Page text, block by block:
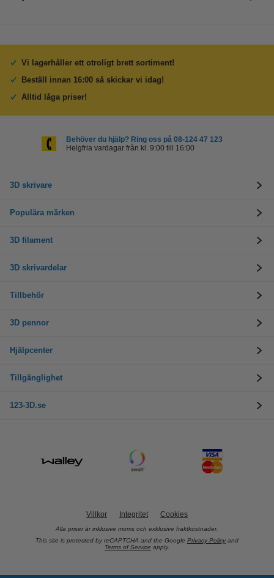
Vi lagerhåller ett otroligt brett sortiment!
Beställ innan 16:00 så skickar vi idag!
Alltid låga priser!
Behöver du hjälp? Ring oss på 08-124 47 123
Helgfria vardagar från kl. 9:00 till 16:00
3D skrivare
Populära märken
3D filament
3D skrivardelar
Tillbehör
3D pennor
Hjälpcenter
Tillgänglighet
123-3D.se
Villkor Integritet Cookies
Alla priser är inklusive moms och exklusive fraktkostnader.
This site is protected by reCAPTCHA and the Google Privacy Policy and
Terms of Service apply.